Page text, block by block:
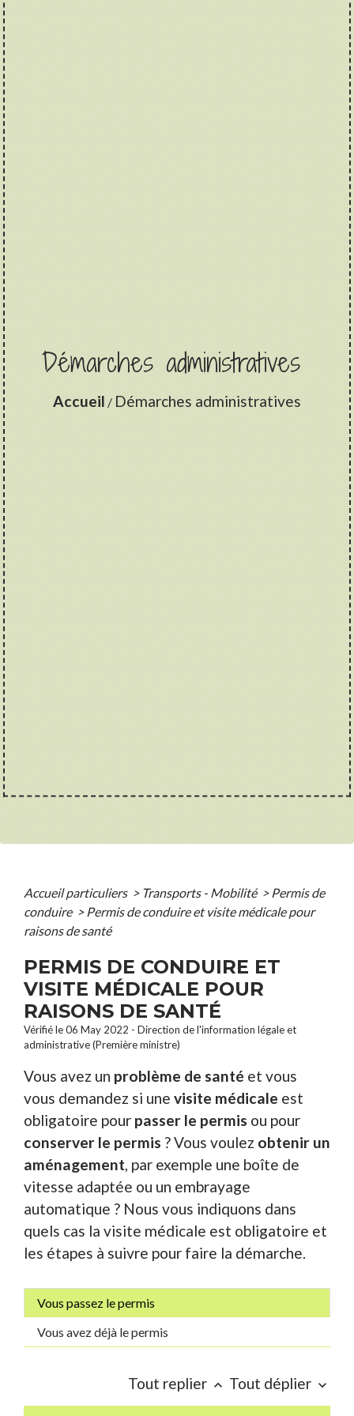
Démarches administratives
Accueil / Démarches administratives
Accueil particuliers > Transports - Mobilité > Permis de
conduire > Permis de conduire et visite médicale pour
raisons de santé
PERMIS DE CONDUIRE ET
VISITE MÉDICALE POUR
RAISONS DE SANTÉ
Vérifié le 06 May 2022 - Direction de l'information légale et
administrative (Première ministre)
Vous avez un problème de santé et vous
vous demandez si une visite médicale est
obligatoire pour passer le permis ou pour
conserver le permis ? Vous voulez obtenir un
aménagement , par exemple une boîte de
vitesse adaptée ou un embrayage
automatique ? Nous vous indiquons dans
quels cas la visite médicale est obligatoire et
les étapes à suivre pour faire la démarche.
Vous passez le permis
Vous avez déjà le permis
Tout replier keyboard_arrow_up Tout déplier keyboard_arrow_down